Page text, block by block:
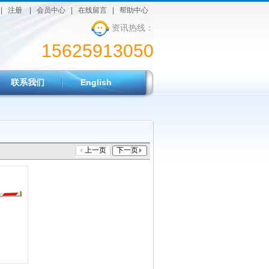
注册 会员中心 在线留言 帮助中心
资讯热线：
15625913050
联系我们 English